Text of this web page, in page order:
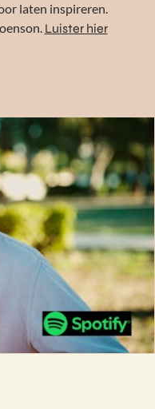
laten inspireren.
Luister hier